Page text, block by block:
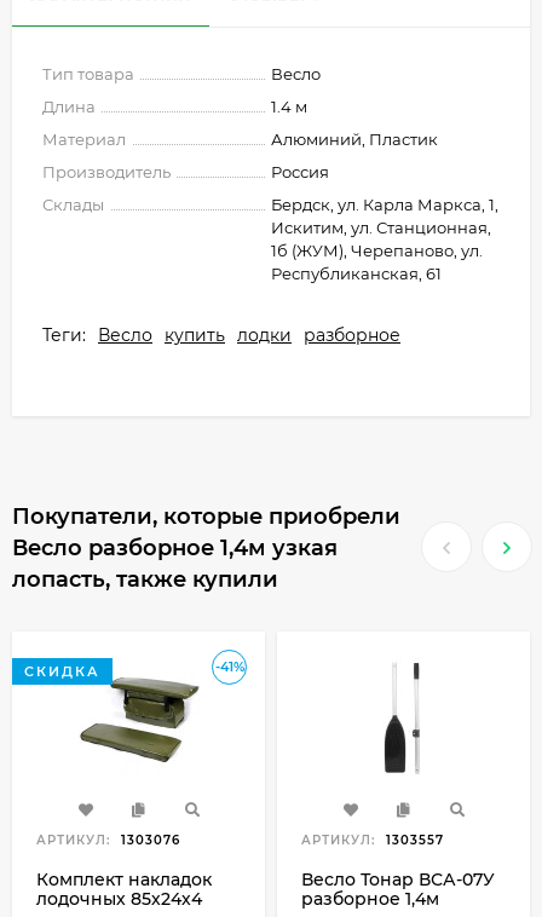
Тип товара
Весло
Длина
1.4 м
Материал
Алюминий, Пластик
Производитель
Россия
Склады
Бердск, ул. Карла Маркса, 1,
Искитим, ул. Станционная,
1б (ЖУМ), Черепаново, ул.
Республиканская, 61
Теги: Весло купить лодки разборное
Покупатели, которые приобрели
Весло разборное 1,4м узкая
лопасть, также купили
-41%
СКИДКА
АРТИКУЛ: 1303076
Комплект накладок
лодочных 85х24х4
АРТИКУЛ: 1303557
Весло Тонар ВСА-07У
разборное 1,4м